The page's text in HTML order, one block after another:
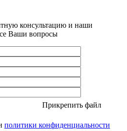
консультацию и наши
Ваши вопросы
Прикрепить файл
политики конфиденциальности